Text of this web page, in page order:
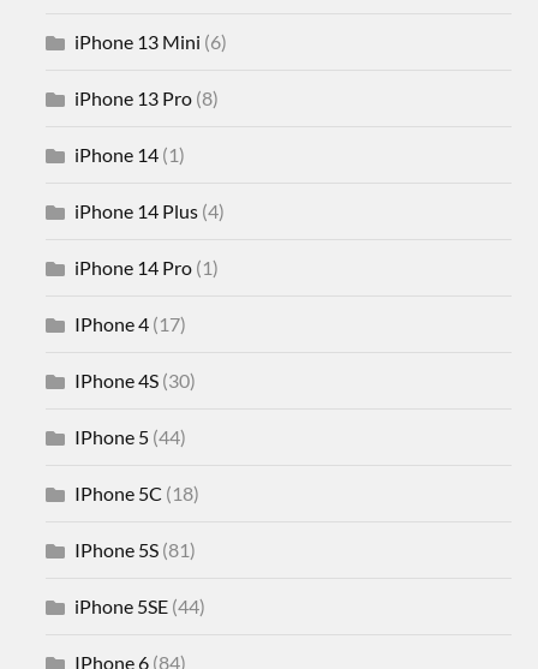
iPhone 13 Mini (6)
iPhone 13 Pro (8)
iPhone 14 (1)
iPhone 14 Plus (4)
iPhone 14 Pro (1)
IPhone 4 (17)
IPhone 4S (30)
IPhone 5 (44)
IPhone 5C (18)
IPhone 5S (81)
iPhone 5SE (44)
IPhone 6 (84)